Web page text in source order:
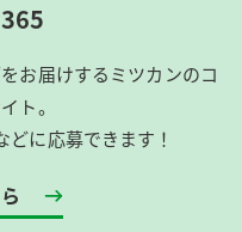
お届けするミツカンのコ
ト。
に応募できます！